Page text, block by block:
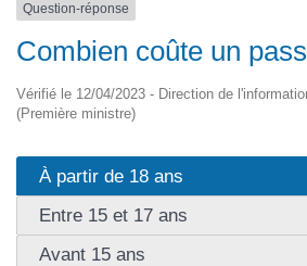
Question-réponse
Combien coûte un
Vérifié le 12/04/2023 - Direction de
(Première ministre)
À partir de 18 ans
Entre 15 et 17 ans
Avant 15 ans